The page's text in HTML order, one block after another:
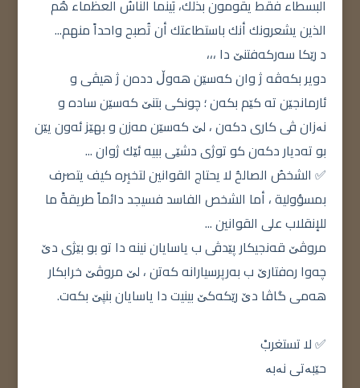
البسطاء فقط يقومون بذلك، بَينما الناسُ العظماء هُم
الذين يشعرونك أنك باستطاعتك أن تُصبح واحداً منهم...
د رێكا سه‌ركه‌فتنێ دا ،،،
دویر بكه‌ڤه‌ ژ وان كه‌سێن هه‌وڵ دده‌ن ژ هیڤی و
ئارمانجێن ته‌ كێم بكه‌ن ؛ چونکی بتنێ كه‌سێن ساده‌ و
نەزان ڤی كاری دكه‌ن ، لێ كه‌سێن مه‌زن و بهێز ئه‌ون یێن
بو ته‌دیار دكه‌ن كو توژی دشێی ببیه‌ ئێك ژوان ...
✅ الشخصُ الصالحُ لا يحتاج القوانين لتخبِره كيف يتصرف
بمسؤولية ، أما الشخص الفاسد فسيجد دائماً طريقةً ما
للإنقلاب على القوانين ...
مروڤێ قه‌نجیكار پێدڤی ب یاسایان نینه‌ دا تو بو بێژی دێ
چه‌وا ره‌فتارێ ب به‌رپرسیارانه‌ كه‌تن ، لێ مروڤێ خرابكار
هه‌می گاڤا دێ رێكه‌كێ بینیت دا یاسایان بنپێ بكه‌ت.
✅ لا تستغربْ
حێبەتی نەبە